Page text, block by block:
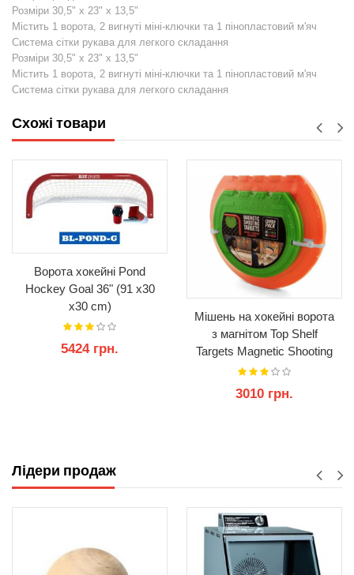
Розміри 30,5" x 23" x 13,5"
Містить 1 ворота, 2 вигнуті міні-ключки та 1 пінопластовий м'яч
Система сітки рукава для легкого складання
Розміри 30,5" x 23" x 13,5"
Містить 1 ворота, 2 вигнуті міні-ключки та 1 пінопластовий м'яч
Система сітки рукава для легкого складання
Схожі товари
Ворота хокейні Pond
Hockey Goal 36" (91 x30
x30 cm)
5424 грн.
Мішень на хокейні ворота
з магнітом Top Shelf
Targets Magnetic Shooting
Targets Combo- 4 Pack
3010 грн.
Лідери продаж